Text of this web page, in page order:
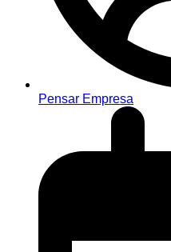
Pensar Empresa